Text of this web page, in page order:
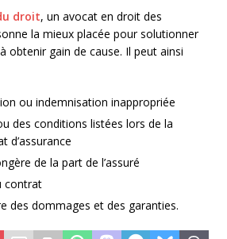
droit, un avocat en droit des
la mieux placée pour solutionner
obtenir gain de cause. Il peut ainsi
ou indemnisation inappropriée
des conditions listées lors de la
d’assurance
de la part de l’assuré
contrat
des dommages et des garanties.